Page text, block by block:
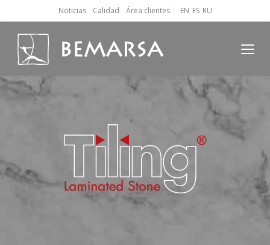
Noticias Calidad Área clientes EN ES RU